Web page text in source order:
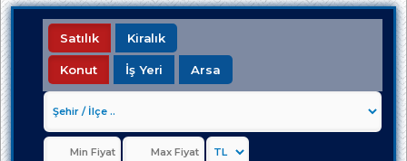
Satılık Kiralık
Konut İş Yeri Arsa